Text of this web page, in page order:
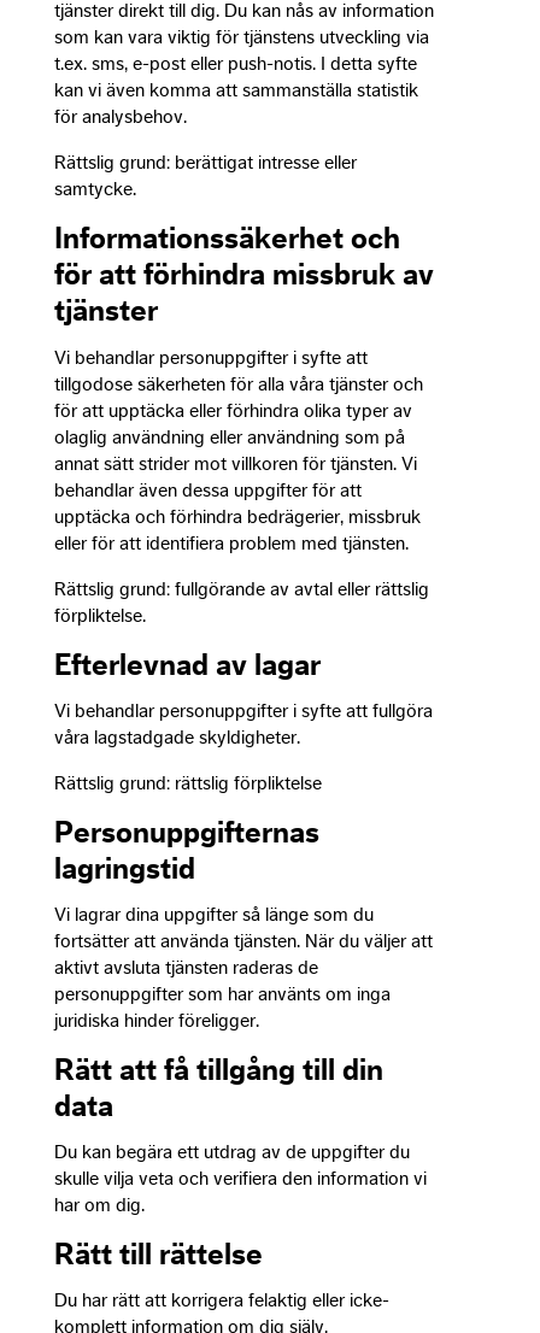
tjänster direkt till dig. Du kan nås av information
som kan vara viktig för tjänstens utveckling via
t.ex. sms, e-post eller push-notis. I detta syfte
kan vi även komma att sammanställa statistik
för analysbehov.
Rättslig grund: berättigat intresse eller
samtycke.
Informationssäkerhet och
för att förhindra missbruk av
tjänster
Vi behandlar personuppgifter i syfte att
tillgodose säkerheten för alla våra tjänster och
för att upptäcka eller förhindra olika typer av
olaglig användning eller användning som på
annat sätt strider mot villkoren för tjänsten. Vi
behandlar även dessa uppgifter för att
upptäcka och förhindra bedrägerier, missbruk
eller för att identifiera problem med tjänsten.
Rättslig grund: fullgörande av avtal eller rättslig
förpliktelse.
Efterlevnad av lagar
Vi behandlar personuppgifter i syfte att fullgöra
våra lagstadgade skyldigheter.
Rättslig grund: rättslig förpliktelse
Personuppgifternas
lagringstid
Vi lagrar dina uppgifter så länge som du
fortsätter att använda tjänsten. När du väljer att
aktivt avsluta tjänsten raderas de
personuppgifter som har använts om inga
juridiska hinder föreligger.
Rätt att få tillgång till din
data
Du kan begära ett utdrag av de uppgifter du
skulle vilja veta och verifiera den information vi
har om dig.
Rätt till rättelse
Du har rätt att korrigera felaktig eller icke-
komplett information om dig själv.